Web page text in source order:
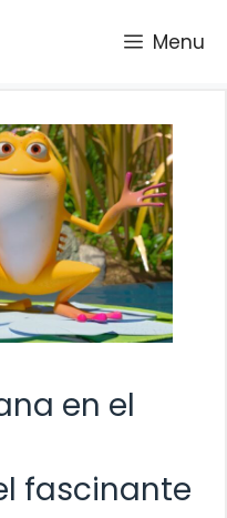
Menu
en el
fascinante